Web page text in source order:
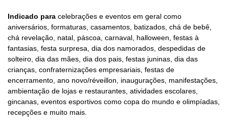
Indicado para celebrações e eventos em geral como
aniversários, formaturas, casamentos, batizados, chá de bebê,
chá revelação, natal, páscoa, carnaval, halloween, festas à
fantasias, festa surpresa, dia dos namorados, despedidas de
solteiro, dia das mães, dia dos pais, festas juninas, dia das
crianças, confraternizações empresariais, festas de
encerramento, ano novo/réveillon, inaugurações, manifestações,
ambientação de lojas e restaurantes, atividades escolares,
gincanas, eventos esportivos como copa do mundo e olimpíadas,
recepções e muito mais.